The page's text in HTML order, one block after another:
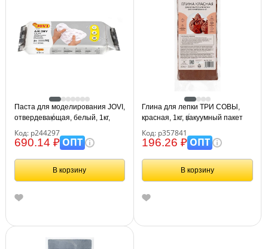
Паста для моделирования JOVI,
отвердевающая, белый, 1кг,
Код: р244297
690.14 ₽ОПТ
В корзину
Глина для лепки ТРИ СОВЫ,
красная, 1кг, вакуумный пакет
Код: р357841
196.26 ₽ОПТ
В корзину